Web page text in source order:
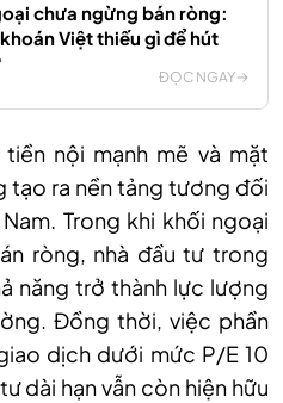
chưa ngừng bán ròng:
Việt thiếu gì để hút
ĐỌC NGAY
nội mạnh mẽ và mặt
tạo ra nền tảng tương đối
Trong khi khối ngoại
ròng, nhà đầu tư trong
năng trở thành lực lượng
Đồng thời, việc phần
dịch dưới mức P/E 10
dài hạn vẫn còn hiện hữu